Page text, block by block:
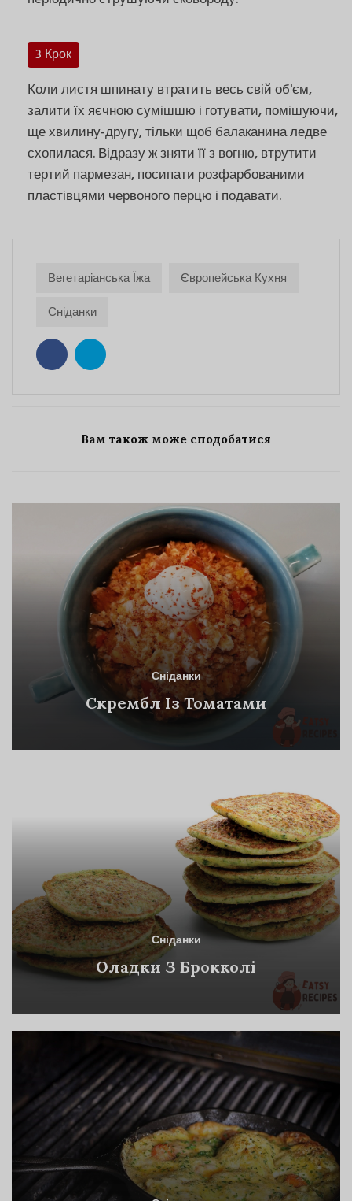
3 Крок
Коли листя шпинату втратить весь свій об'єм,
залити їх яєчною сумішшю і готувати, помішуючи,
ще хвилину-другу, тільки щоб балаканина ледве
схопилася. Відразу ж зняти її з вогню, втрутити
тертий пармезан, посипати розфарбованими
пластівцями червоного перцю і подавати.
Вегетаріанська Їжа
Європейська Кухня
Сніданки
Вам також може сподобатися
Сніданки
Скрембл Із Томатами
Сніданки
Оладки З Брокколі